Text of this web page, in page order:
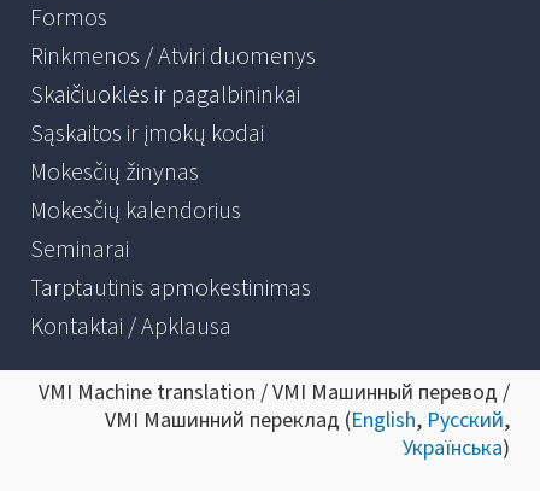
Formos
Rinkmenos / Atviri duomenys
Skaičiuoklės ir pagalbininkai
Sąskaitos ir įmokų kodai
Mokesčių žinynas
Mokesčių kalendorius
Seminarai
Tarptautinis apmokestinimas
Kontaktai / Apklausa
VMI Machine translation / VMI Машинный перевод /
VMI Машинний переклад (English, Русский,
Українська)